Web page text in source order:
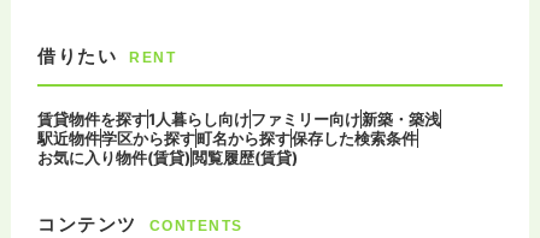
借りたい RENT
賃貸物件を探す1人暮らし向けファミリー向け新築・築浅
駅近物件学区から探す町名から探す保存した検索条件
お気に入り物件(賃貸)閲覧履歴(賃貸)
コンテンツ CONTENTS